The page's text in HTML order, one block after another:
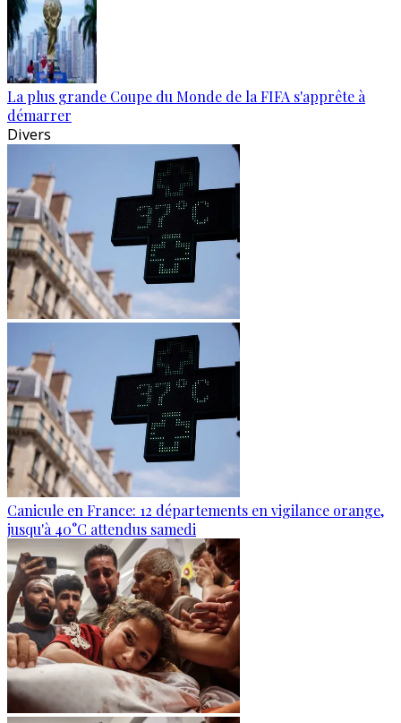
La plus grande Coupe du Monde de la FIFA s'apprête à
démarrer
Divers
Canicule en France: 12 départements en vigilance orange,
jusqu'à 40°C attendus samedi